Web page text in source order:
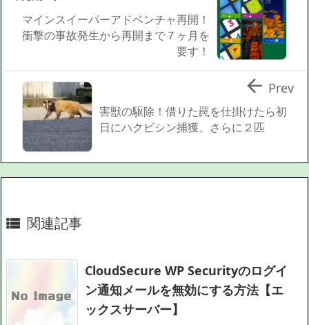
マインスイーパーアドベンチャ再開！
衝撃の事故発生から再開まで７ヶ月を
要す！
害獣の駆除！借りた罠を仕掛けたら初
日にハクビシン捕獲、さらに２匹
 Prev
 関連記事
CloudSecure WP Securityのログイ
ン通知メールを無効にする方法【エ
ックスサーバー】